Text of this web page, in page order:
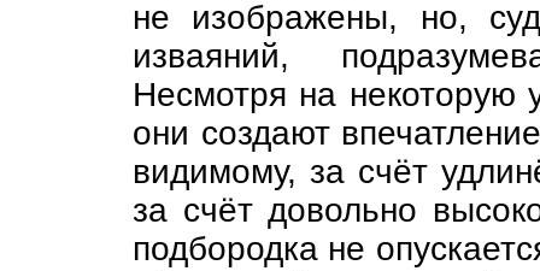
не изображены, но,
изваяний,
Несмотря на некоторую
они создают
видимому, за счёт
за счёт довольно
подбородка не